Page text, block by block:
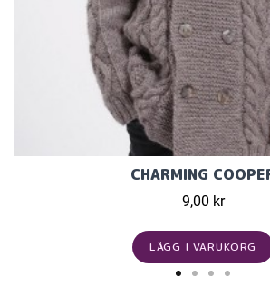
CHARMING
9,00 kr
LÄGG I VARUKORG